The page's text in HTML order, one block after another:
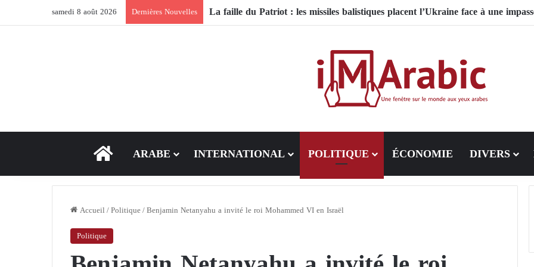
samedi 8 août 2026 Dernières Nouvelles
ACCEUIL
ARABE INTERNATIONAL POLITIQUE ÉCONOMIE DIVERS
Accueil/Politique/Benjamin Netanyahu a invité le roi Mohammed VI en Israël
Politique